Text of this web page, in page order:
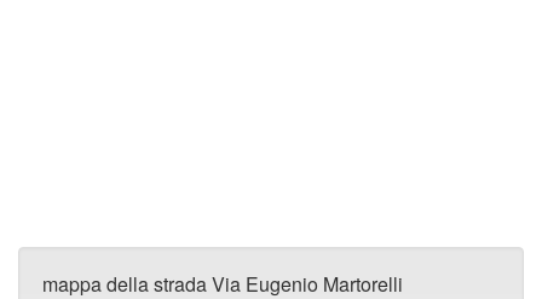
mappa della strada Via Eugenio Martorelli